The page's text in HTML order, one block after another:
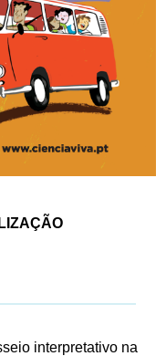
interpretativo na